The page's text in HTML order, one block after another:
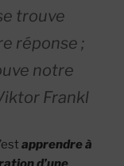
trouve
réponse ;
notre
Frankl
apprendre à